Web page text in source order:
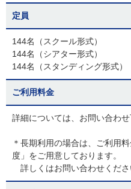
定員
144名（スクール形式）
144名（シアター形式）
144名（スタンディング形式）
ご利用料金
詳細については、お問い合わせ
＊長期利用の場合は、ご利用
度」をご用意しております。
詳しくはお問い合わせくださ